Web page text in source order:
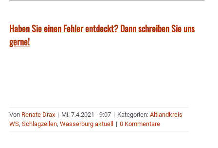
Haben Sie einen Fehler entdeckt? Dann schreiben Sie uns
gerne!
Von Renate Drax | Mi. 7.4.2021 - 9:07 | Kategorien: Altlandkreis
WS, Schlagzeilen, Wasserburg aktuell | 0 Kommentare